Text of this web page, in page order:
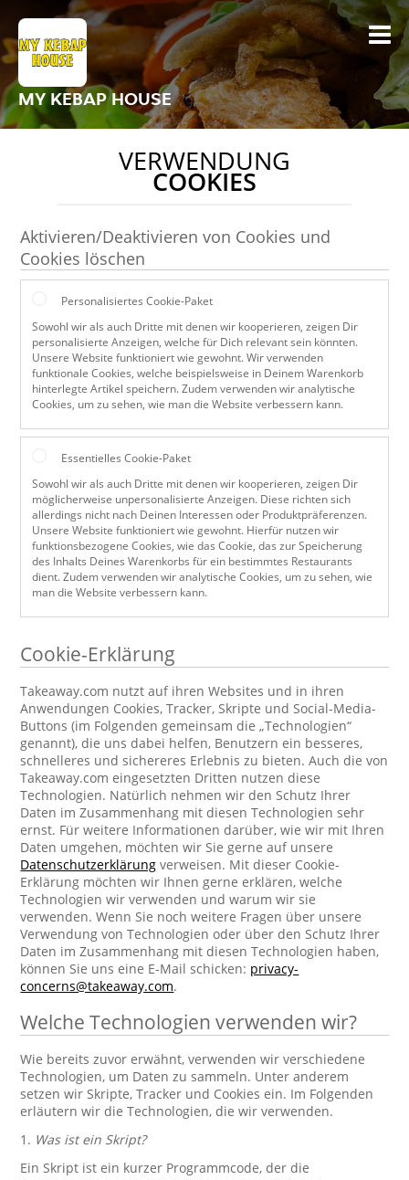
MY KEBAP HOUSE
VERWENDUNG
COOKIES
Aktivieren/Deaktivieren von Cookies und
Cookies löschen
Personalisiertes Cookie-Paket
Sowohl wir als auch Dritte mit denen wir kooperieren, zeigen Dir
personalisierte Anzeigen, welche für Dich relevant sein könnten.
Unsere Website funktioniert wie gewohnt. Wir verwenden
funktionale Cookies, welche beispielsweise in Deinem Warenkorb
hinterlegte Artikel speichern. Zudem verwenden wir analytische
Cookies, um zu sehen, wie man die Website verbessern kann.
Essentielles Cookie-Paket
Sowohl wir als auch Dritte mit denen wir kooperieren, zeigen Dir
möglicherweise unpersonalisierte Anzeigen. Diese richten sich
allerdings nicht nach Deinen Interessen oder Produktpräferenzen.
Unsere Website funktioniert wie gewohnt. Hierfür nutzen wir
funktionsbezogene Cookies, wie das Cookie, das zur Speicherung
des Inhalts Deines Warenkorbs für ein bestimmtes Restaurants
dient. Zudem verwenden wir analytische Cookies, um zu sehen, wie
man die Website verbessern kann.
Cookie-Erklärung
Takeaway.com nutzt auf ihren Websites und in ihren
Anwendungen Cookies, Tracker, Skripte und Social-Media-
Buttons (im Folgenden gemeinsam die „Technologien“
genannt), die uns dabei helfen, Benutzern ein besseres,
schnelleres und sichereres Erlebnis zu bieten. Auch die von
Takeaway.com eingesetzten Dritten nutzen diese
Technologien. Natürlich nehmen wir den Schutz Ihrer
Daten im Zusammenhang mit diesen Technologien sehr
ernst. Für weitere Informationen darüber, wie wir mit Ihren
Daten umgehen, möchten wir Sie gerne auf unsere
Datenschutzerklärung verweisen. Mit dieser Cookie-
Erklärung möchten wir Ihnen gerne erklären, welche
Technologien wir verwenden und warum wir sie
verwenden. Wenn Sie noch weitere Fragen über unsere
Verwendung von Technologien oder über den Schutz Ihrer
Daten im Zusammenhang mit diesen Technologien haben,
können Sie uns eine E-Mail schicken: privacy-
concerns@takeaway.com.
Welche Technologien verwenden wir?
Wie bereits zuvor erwähnt, verwenden wir verschiedene
Technologien, um Daten zu sammeln. Unter anderem
setzen wir Skripte, Tracker und Cookies ein. Im Folgenden
erläutern wir die Technologien, die wir verwenden.
1. Was ist ein Skript?
Ein Skript ist ein kurzer Programmcode, der die